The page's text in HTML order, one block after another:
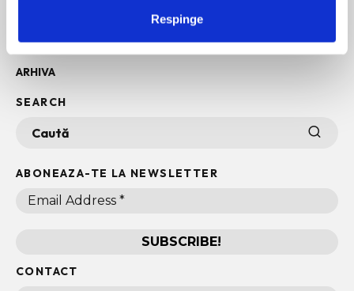
Respinge
INFO + TERMENI SI CONDITII
ARHIVA
SEARCH
ABONEAZA-TE LA NEWSLETTER
CONTACT